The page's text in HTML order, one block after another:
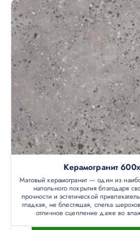
Керамогранит
Матовый керамогранит — один из
напольного покрытия благодаря
прочности и эстетической
гладкая, не блестящая, слегка
отличное сцепление даже во